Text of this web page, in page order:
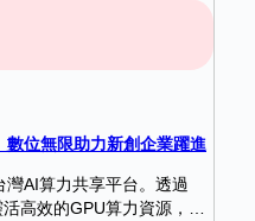
位無限助力新創企業躍進
AI算力共享平台。透過
高效的GPU算力資源，加